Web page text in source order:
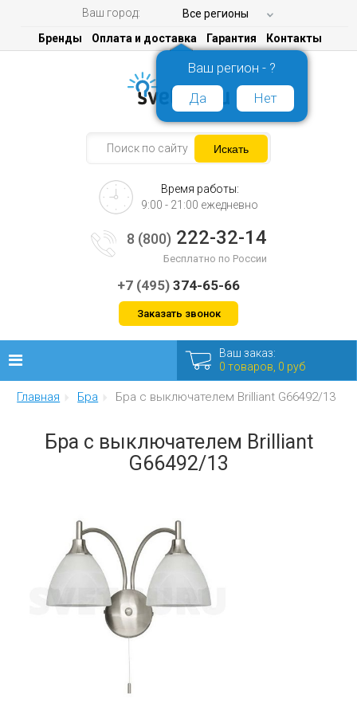
Ваш город: Все регионы
Ваш регион - ?
Да
Нет
Бренды Оплата и доставка Гарантия Контакты
Время работы:
9:00 - 21:00 ежедневно
8 (800) 222-32-14
Бесплатно по России
+7 (495) 374-65-66
Заказать звонок
Люстры
Бра
Уличные
Распродажа
Еще
Ваш заказ:
0 товаров, 0 руб
Главная Бра Бра с выключателем Brilliant G66492/13
Бра с выключателем Brilliant
G66492/13